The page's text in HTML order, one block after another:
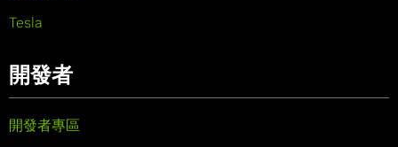
Tesla
開發者
開發者專區